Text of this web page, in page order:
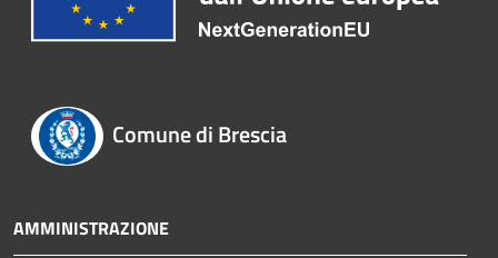
Comune di Brescia
AMMINISTRAZIONE